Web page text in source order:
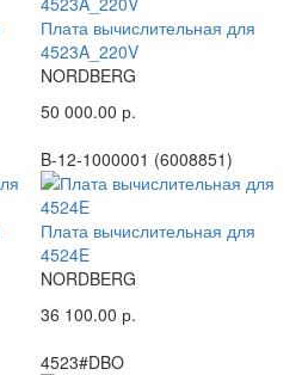
Плата вычислительная для
4523A_220V
NORDBERG
50 000.00 р.
B-12-1000001 (6008851)
Плата вычислительная для
4524E
NORDBERG
36 100.00 р.
4523#DBO